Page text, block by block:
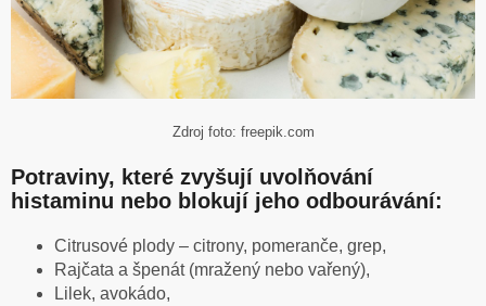
Zdroj foto: freepik.com
Potraviny, které zvyšují uvolňování
histaminu nebo blokují jeho odbourávání:
Citrusové plody – citrony, pomeranče, grep,
Rajčata a špenát (mražený nebo vařený),
Lilek, avokádo,